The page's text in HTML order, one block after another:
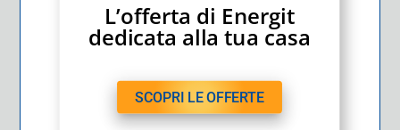
L’offerta di Energit
dedicata alla tua casa
SCOPRI LE OFFERTE